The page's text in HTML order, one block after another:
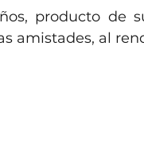
producto de
amistades, al